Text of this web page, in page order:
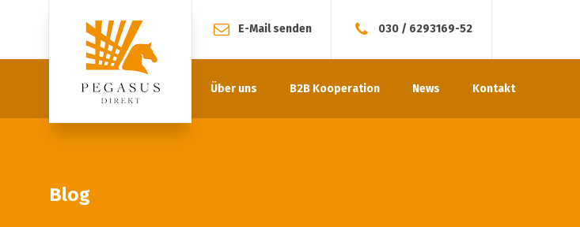
E-Mail senden 030 / 6293169-52
Über uns B2B Kooperation News Kontakt
Blog